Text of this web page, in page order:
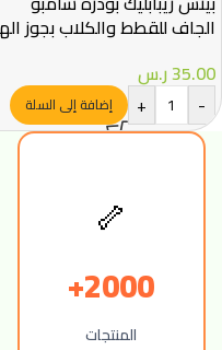
الجاف للقطط والكلاب بجوز
35.00ر.س
-
+ إضافة إلى السلة
🦴
2000+
المنتجات